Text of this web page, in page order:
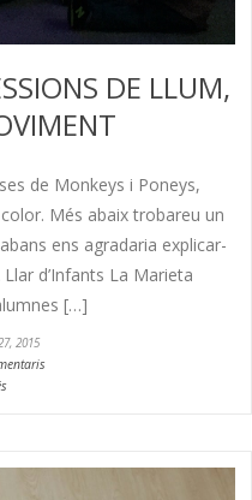
DE LLUM,
de Monkeys i Poneys,
Més abaix trobareu un
ens agradaria explicar-
d’Infants La Marieta
[…]
2015